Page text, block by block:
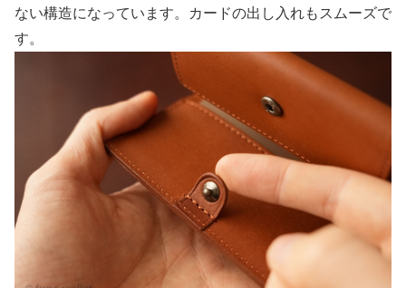
ない構造になっています。カードの出し入れもスムーズで
す。